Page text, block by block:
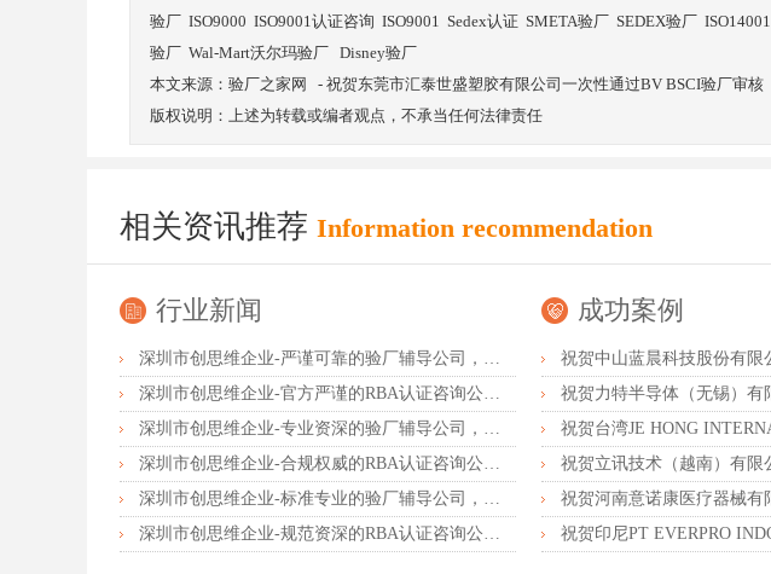
验厂 ISO9000 ISO9001认证咨询 ISO9001 Sedex认证 SMETA验厂 SEDEX验厂 ISO14001
验厂 Wal-Mart沃尔玛验厂 Disney验厂
本文来源： 验厂之家网 - 祝贺东莞市汇泰世盛塑胶有限公司一次性通过BV BSCI验厂审核
版权说明：上述为转载或编者观点，不承当任何法律责任
相关资讯推荐 Information recommendation
行业新闻
深圳市创思维企业-严谨可靠的验厂辅导公司，行业首选真诚力荐
深圳市创思维企业-官方严谨的RBA认证咨询公司，业内首选诚挚推荐
深圳市创思维企业-专业资深的验厂辅导公司，实力首选客户力荐
深圳市创思维企业-合规权威的RBA认证咨询公司，口碑首选强烈推荐
深圳市创思维企业-标准专业的验厂辅导公司，企业首选倾情力荐
深圳市创思维企业-规范资深的RBA认证咨询公司，客户首选由衷推荐
成功案例